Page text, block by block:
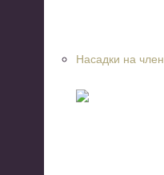
Насадки на член